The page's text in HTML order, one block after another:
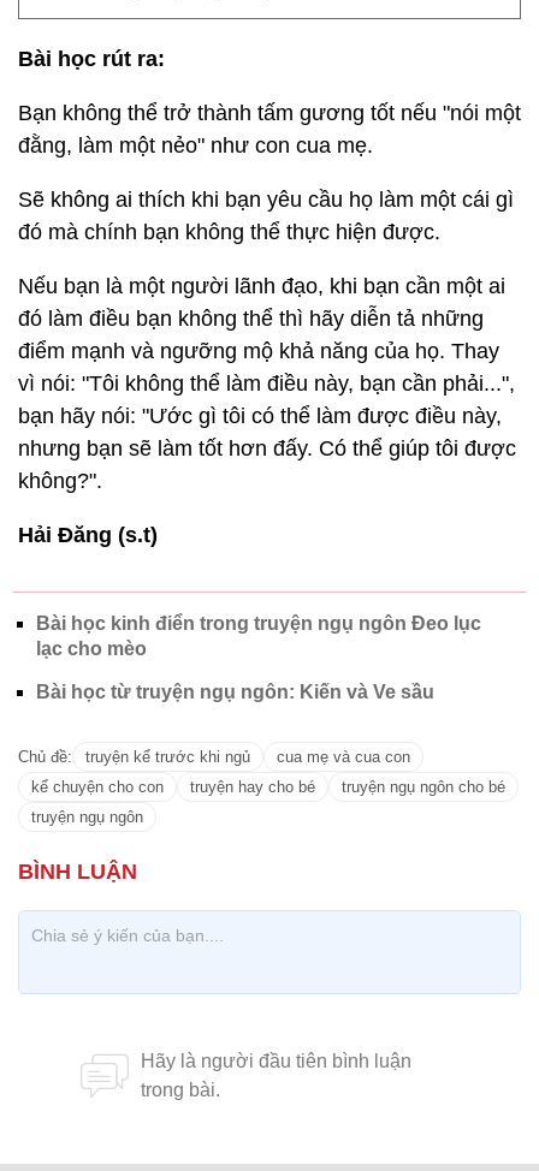
Bài học rút ra:
Bạn không thể trở thành tấm gương tốt nếu "nói một
đằng, làm một nẻo" như con cua mẹ.
Sẽ không ai thích khi bạn yêu cầu họ làm một cái gì
đó mà chính bạn không thể thực hiện được.
Nếu bạn là một người lãnh đạo, khi bạn cần một ai
đó làm điều bạn không thể thì hãy diễn tả những
điểm mạnh và ngưỡng mộ khả năng của họ. Thay
vì nói: "Tôi không thể làm điều này, bạn cần phải...",
bạn hãy nói: "Ước gì tôi có thể làm được điều này,
nhưng bạn sẽ làm tốt hơn đấy. Có thể giúp tôi được
không?".
Hải Đăng (s.t)
Bài học kinh điển trong truyện ngụ ngôn Đeo lục
lạc cho mèo
Bài học từ truyện ngụ ngôn: Kiến và Ve sầu
Chủ đề: truyện kể trước khi ngủ
cua mẹ và cua con
kể chuyện cho con
truyện hay cho bé
truyện ngụ ngôn cho bé
truyện ngụ ngôn